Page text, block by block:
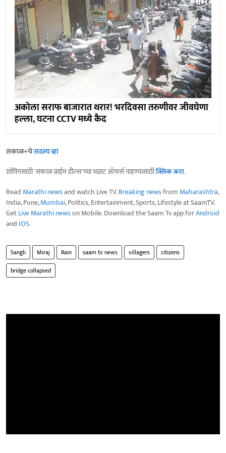
अकाेला सराफ बाजारात थरार! भरदिवसा तरुणीवर जीवघेणा
हल्ला, घटना CCTV मध्ये कैद
सकाळ+चेसदस्य व्हा
शॉपिंगसाठी 'सकाळ प्राईम डील्स'च्या भन्नाट ऑफर्स पाहण्यासाठीक्लिक करा.
Read Marathi newsand watch Live TV.Breaking newsfrom Maharashtra,
India, Pune,Mumbai, Politics, Entertainment, Sports, Lifestyle at SaamTV.
GetLive Marathi newson Mobile. Download the Saam Tv app forAndroid
and IOS.
Sangli Miraj Rain saam tv news villagers
citizens
bridge collapsed